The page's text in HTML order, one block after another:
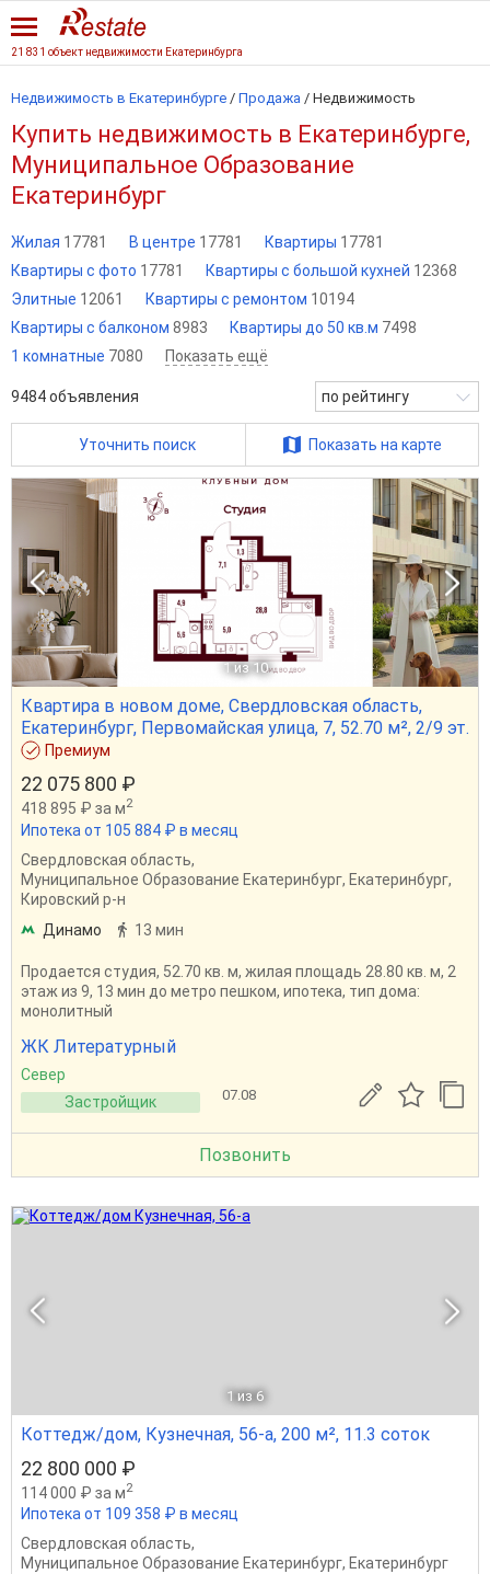
21 831 объект недвижимости Екатеринбурга
Недвижимость в Екатеринбурге / Продажа / Недвижимость
Купить недвижимость в Екатеринбурге,
Муниципальное Образование
Екатеринбург
Жилая 17781 В центре 17781 Квартиры 17781
Квартиры с фото 17781 Квартиры с большой кухней 12368
Элитные 12061 Квартиры с ремонтом 10194
Квартиры с балконом 8983 Квартиры до 50 кв.м 7498
1 комнатные 7080 Показать ещё
9484объявления по рейтингу
Уточнить поиск Показать на карте
1 из 10
Квартира в новом доме, Свердловская область,
Екатеринбург, Первомайская улица, 7, 52.70 м², 2/9 эт.
Премиум
22 075 800 ₽
418 895 ₽ за м2
Ипотека от 105 884 ₽ в месяц
Свердловская область,
Муниципальное Образование Екатеринбург, Екатеринбург,
Кировский р-н
Динамо
13 мин
Продается студия, 52.70 кв. м, жилая площадь 28.80 кв. м, 2
этаж из 9, 13 мин до метро пешком, ипотека, тип дома:
монолитный
ЖК Литературный
Север
Застройщик
07.08
Позвонить
1 из 6
Коттедж/дом, Кузнечная, 56-а, 200 м², 11.3 соток
22 800 000 ₽
114 000 ₽ за м2
Ипотека от 109 358 ₽ в месяц
Свердловская область,
Муниципальное Образование Екатеринбург, Екатеринбург